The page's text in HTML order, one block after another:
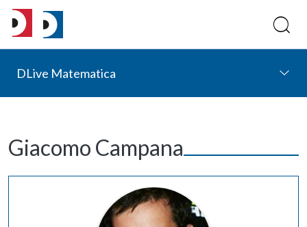
DLive Matematica
Giacomo Campana